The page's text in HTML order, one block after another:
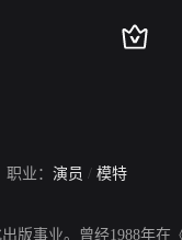
职业： 演员 / 模特
版事业。曾经1988年在